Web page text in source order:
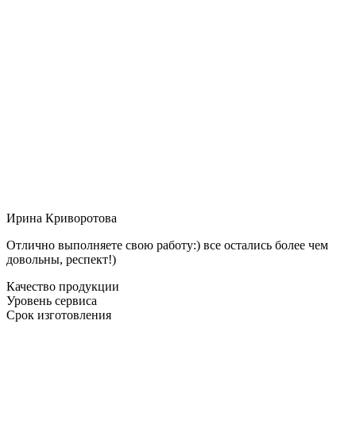
Ирина Криворотова
Отлично выполняете свою работу:) все остались более чем
довольны, респект!)
Качество продукции
Уровень сервиса
Срок изготовления